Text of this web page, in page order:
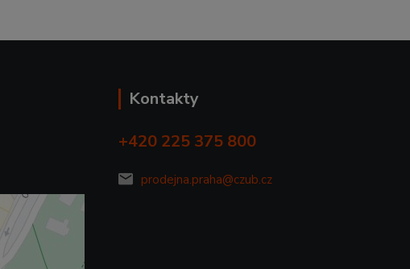
Kontakty
+420 225 375 800
prodejna.praha@czub.cz